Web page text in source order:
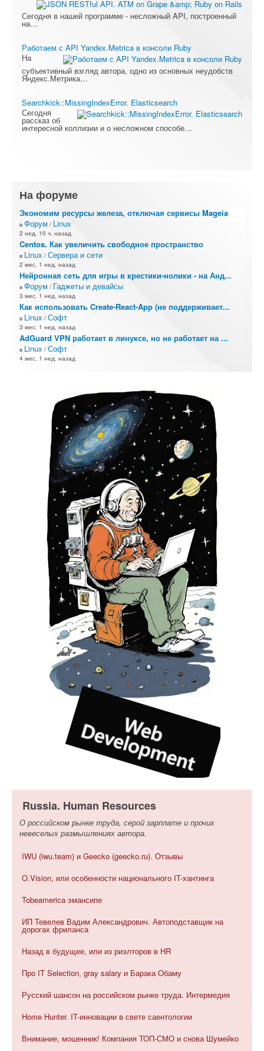
Сегодня в нашей программе - несложный API, построенный
на…
Работаем с API Yandex.Metrica в консоли Ruby
На
субъективный взгляд автора, одно из основных неудобств
Яндекс.Метрика…
Searchkick::MissingIndexError. Elasticsearch
Сегодня
рассказ об
интересной коллизии и о несложном способе…
На форуме
Экономим ресурсы железа, отключая сервисы Mageia
в Форум / Linux
2 нед. 10 ч. назад
Centos. Как увеличить свободное пространство
в Linux / Сервера и сети
2 мес. 1 нед. назад
Нейронная сеть для игры в крестики-нолики - на Анд...
в Форум / Гаджеты и девайсы
3 мес. 1 нед. назад
Как использовать Create-React-App (не поддерживает...
в Linux / Софт
3 мес. 1 нед. назад
AdGuard VPN работает в линуксе, но не работает на ...
в Linux / Софт
4 мес. 1 нед. назад
Russia. Human Resources
О российском рынке труда, серой зарплате и прочих
невеселых размышлениях автора.
IWU (iwu.team) и Geecko (geecko.ru). Отзывы
O.Vision, или особенности национального IT-хантинга
Tobeamerica эмансипе
ИП Тевелев Вадим Александрович. Автоподставщик на
дорогах фриланса
Назад в будущее, или из риэлторов в HR
Про IT Selection, gray salary и Барака Обаму
Русский шансон на российском рынке труда. Интермедия
Home Hunter. IT-инновации в свете саентологии
Внимание, мошенник! Компания ТОП-СМО и снова Шумейко